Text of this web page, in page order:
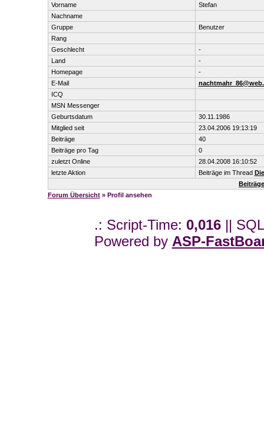
Vorname
Stefan
Nachname
Gruppe
Benutzer
Rang
Geschlecht
-
Land
-
Homepage
-
E-Mail
ICQ
MSN Messenger
Geburtsdatum
30.11.1986
Mitglied seit
23.04.2006 19:13:19
Beiträge
40
Beiträge pro Tag
0
zuletzt Online
28.04.2008 16:10:52
letzte Aktion
Beiträge im Thread
Forum Übersicht» Profil ansehen
.: Script-Time: 0,016||
Powered by ASP-